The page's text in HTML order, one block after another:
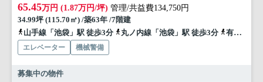
65.45万円 (1.87万円/坪) 管理/共益費134,750円
34.99坪 (115.70㎡) /築63年 /7階建
山手線「池袋」駅 徒歩3分
丸ノ内線「池袋」駅 徒歩3分 有楽町線「池袋」駅 徒歩3分
エレベーター 機械警備
募集中の物件